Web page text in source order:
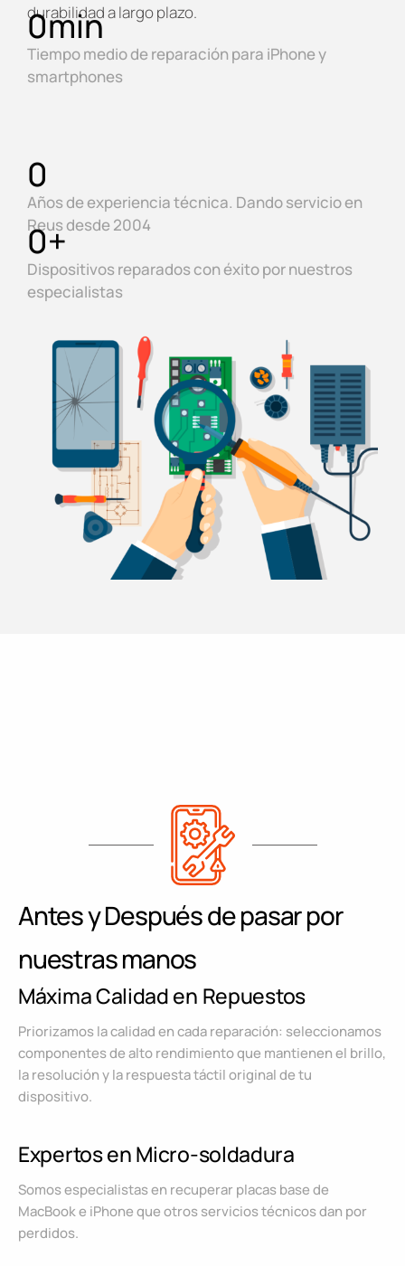
durabilidad a largo plazo.
Tiempo medio de reparación para iPhone y
smartphones
0min
Años de experiencia técnica. Dando servicio en
Reus desde 2004
0
Dispositivos reparados con éxito por nuestros
especialistas
0+
Antes y Después de pasar por
nuestras manos
Máxima Calidad en Repuestos
Priorizamos la calidad en cada reparación: seleccionamos
componentes de alto rendimiento que mantienen el brillo,
la resolución y la respuesta táctil original de tu
dispositivo.
Expertos en Micro-soldadura
Somos especialistas en recuperar placas base de
MacBook e iPhone que otros servicios técnicos dan por
perdidos.